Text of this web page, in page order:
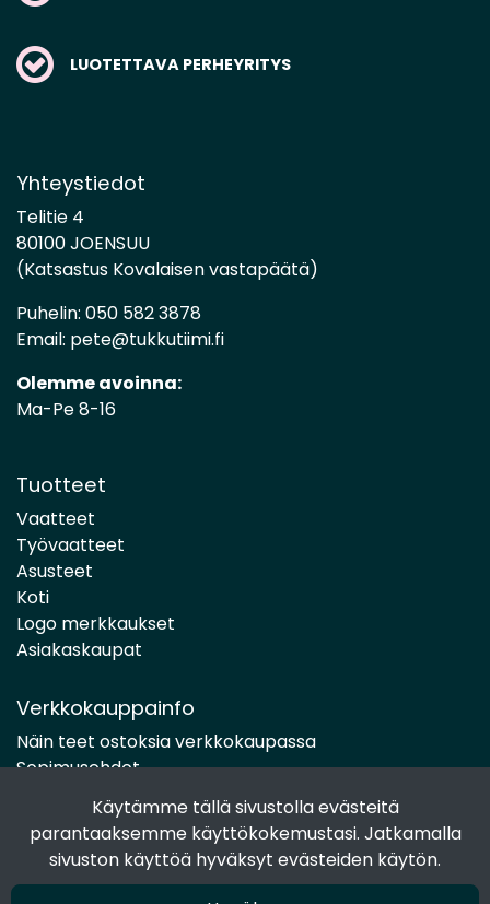
Käytämme tällä sivustolla evästeitä
parantaaksemme käyttökokemustasi. Jatkamalla
sivuston käyttöä hyväksyt evästeiden käytön.
LUOTETTAVA PERHEYRITYS
Yhteystiedot
Telitie 4
80100 JOENSUU
(Katsastus Kovalaisen vastapäätä)
Puhelin: 050 582 3878
Email: pete@tukkutiimi.fi
Olemme avoinna:
Ma-Pe 8-16
Tuotteet
Vaatteet
Työvaatteet
Asusteet
Koti
Logo merkkaukset
Asiakaskaupat
Verkkokauppainfo
Näin teet ostoksia verkkokaupassa
Sopimusehdot
Toimitustavat
Maksutavat
Tietosuojaseloste